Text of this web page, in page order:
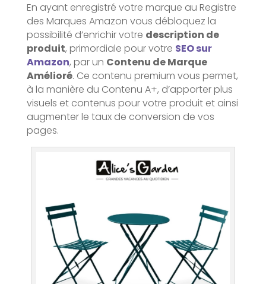
En ayant enregistré votre marque au Registre
des Marques Amazon vous débloquez la
possibilité d’enrichir votre description de
produit, primordiale pour votre SEO sur
Amazon, par un Contenu de Marque
Amélioré. Ce contenu premium vous permet,
à la manière du Contenu A+, d’apporter plus
visuels et contenus pour votre produit et ainsi
augmenter le taux de conversion de vos
pages.